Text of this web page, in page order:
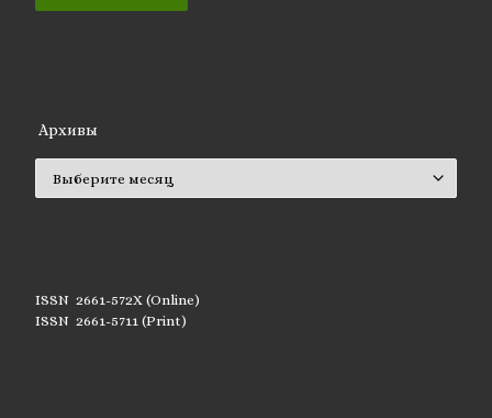
Архивы
ISSN 2661-572X (Online)
ISSN 2661-5711 (Print)